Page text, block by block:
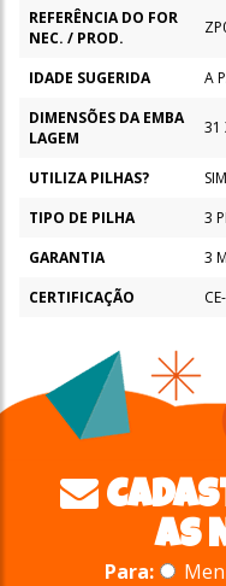
REFERÊNCIA DO FOR
NEC. / PROD.
IDADE SUGERIDA
A
DIMENSÕES DA EMBA
LAGEM
31
UTILIZA PILHAS?
TIPO DE PILHA
3
GARANTIA
3
CERTIFICAÇÃO
AS
Para: